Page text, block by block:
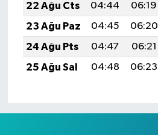
22 Ağu Cts
04:44 06:19
23 Ağu Paz
04:45 06:20
24 Ağu Pts
04:47 06:21
25 Ağu Sal
04:48 06:23